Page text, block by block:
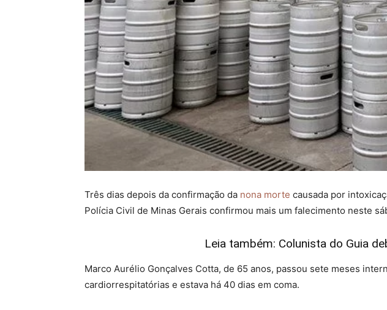
Três dias depois da confirmação da nona morte causada por
Polícia Civil de Minas Gerais confirmou mais um falecimento neste
Leia também: Colunista do Guia
Marco Aurélio Gonçalves Cotta, de 65 anos, passou sete meses
cardiorrespitatórias e estava há 40 dias em coma.